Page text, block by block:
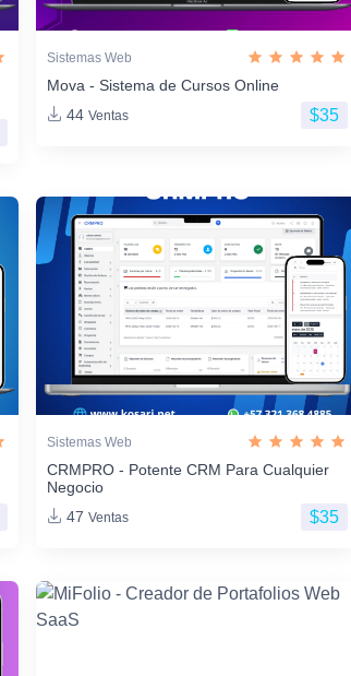
Sistemas Web
Mova - Sistema de Cursos Online
44 Ventas $35
Sistemas Web
CRMPRO - Potente CRM Para Cualquier
Negocio
47 Ventas $35